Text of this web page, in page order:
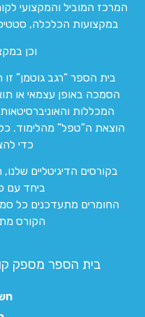
במקצועות הכלכלה,
וכן
בית הספר “רגב גוטמן”
הסמכה באופן עצמאי או
המכללות
הוצאת ה”טפל” מהלימוד.
כדי
בקורסים הדיגיטליים
ביחד עם
החומרים מתעדכנים כל
הקורס
בית הספר מספק